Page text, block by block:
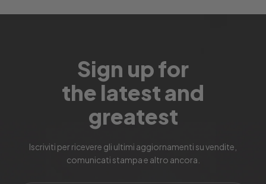
Sign up for
the latest and
greatest
Iscriviti per ricevere gli ultimi aggiornamenti su vendite,
comunicati stampa e altro ancora.